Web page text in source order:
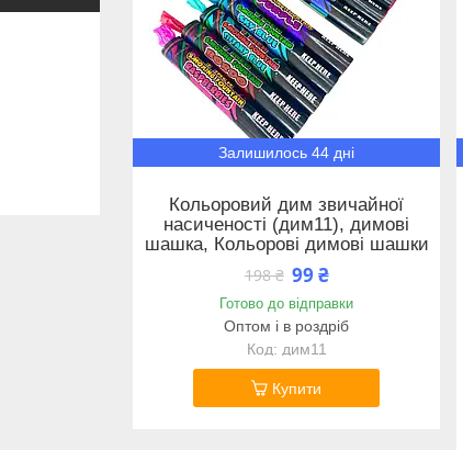
Залишилось 44 дні
Кольоровий дим звичайної
насиченості (дим11), димові
шашка, Кольорові димові шашки
198 ₴ 99 ₴
Готово до відправки
Оптом і в роздріб
дим11
Купити